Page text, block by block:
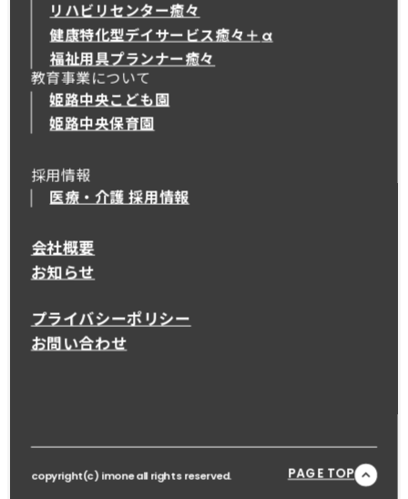
リハビリセンター癒々
健康特化型デイサービス癒々＋ α
健康特化型デイサービス癒々＋
福祉用具プランナー癒々
教育事業について
姫路中央こども園
姫路中央保育園
採用情報
医療・介護 採用情報
会社概要
お知らせ
プライバシーポリシー
お問い合わせ
copyright(c) imone all rights reserved. PAGE TOP